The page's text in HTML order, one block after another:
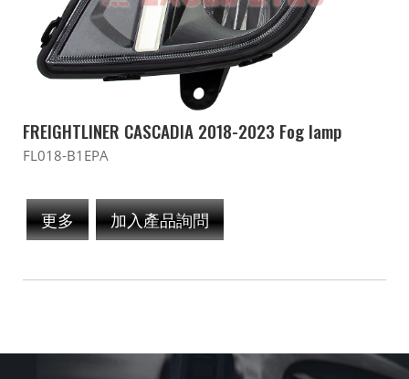
FREIGHTLINER CASCADIA 2018-2023 Fog lamp
FL018-B1EPA
更多 加入產品詢問